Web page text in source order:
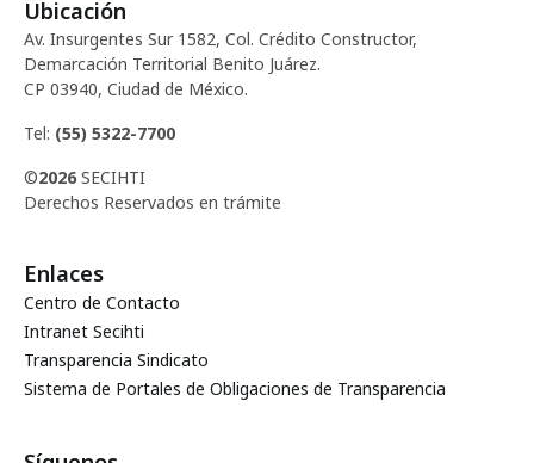
Ubicación
Av. Insurgentes Sur 1582, Col. Crédito Constructor,
Demarcación Territorial Benito Juárez.
CP 03940, Ciudad de México.
Tel: (55) 5322-7700
©2026 SECIHTI
Derechos Reservados en trámite
Enlaces
Centro de Contacto
Intranet Secihti
Transparencia Sindicato
Sistema de Portales de Obligaciones de Transparencia